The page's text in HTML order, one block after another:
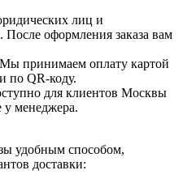
лиц и
оформления заказа вам
принимаем оплату картой
по QR-коду.
для клиентов Москвы
менеджера.
удобным способом,
доставки: